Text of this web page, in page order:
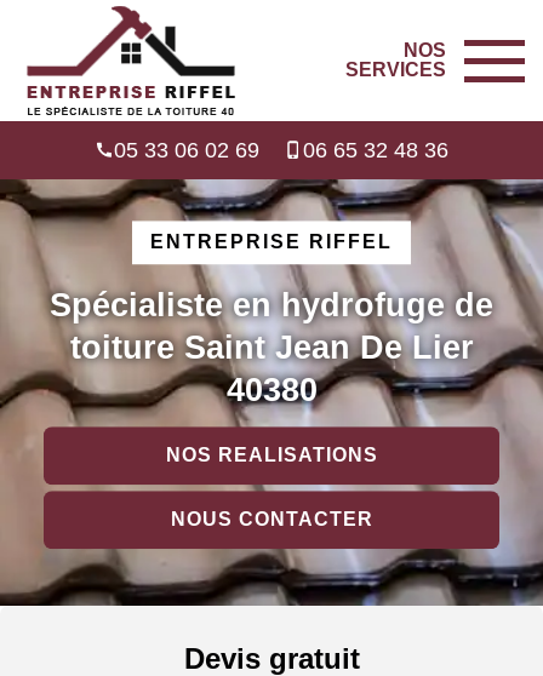
NOS
SERVICES
05 33 06 02 69 06 65 32 48 36
ENTREPRISE RIFFEL
Spécialiste en hydrofuge de
toiture Saint Jean De Lier
40380
NOS REALISATIONS
NOUS CONTACTER
Devis gratuit